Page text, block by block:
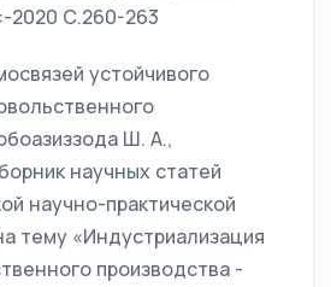
2020 С.260-263
устойчивого
Ш. А.,
научных статей
научно-практической
тему «Индустриализация
производства -